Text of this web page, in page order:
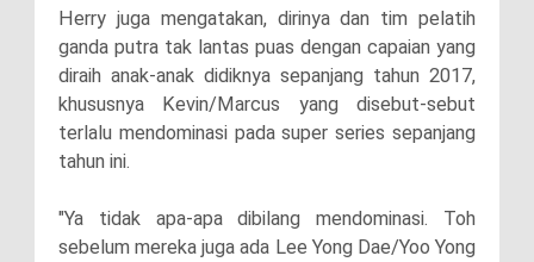
Herry juga mengatakan, dirinya dan tim pelatih
ganda putra tak lantas puas dengan capaian yang
diraih anak-anak didiknya sepanjang tahun 2017,
khususnya Kevin/Marcus yang disebut-sebut
terlalu mendominasi pada super series sepanjang
tahun ini.
"Ya tidak apa-apa dibilang mendominasi. Toh
sebelum mereka juga ada Lee Yong Dae/Yoo Yong